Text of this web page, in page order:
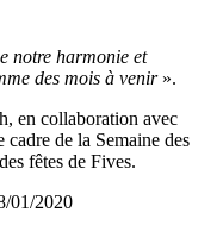
notre harmonie et
des mois à venir ».
en collaboration avec
de la Semaine des
fêtes de Fives.
01/2020